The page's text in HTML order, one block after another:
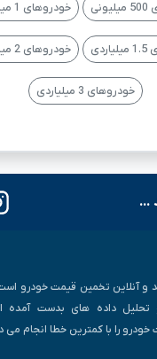
خودروهای 1 میلیاردی
خودروهای 2 میلیاردی
خودروهای 3 میلیاردی
...
و آنلاین تخمین قیمت خودرو
داده های بدست آمده از
خودرو را با کمترین خطا انجام می